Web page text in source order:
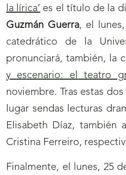
la lírica’ es el título de la
Guzmán Guerra, el
catedrático de la
pronunciará, también, la
y escenario: el teatro
noviembre. Tras estas
lugar sendas lecturas
Elisabeth Díaz, también
Cristina Ferreiro,
Finalmente, el lunes, 25